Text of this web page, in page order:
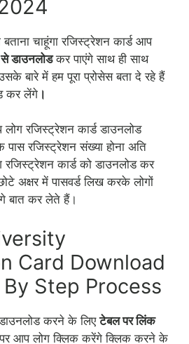
चाहूंगा रजिस्ट्रेशन कार्ड आप
डाउनलोडकर पाएंगे साथ ही साथ
बारे में हम पूरा प्रोसेस बता दे रहे हैं
कर लेंगे ।
रजिस्ट्रेशन कार्ड डाउनलोड
रजिस्ट्रेशन संख्या होना अति
कार्ड को डाउनलोड कर
अक्षर में पासवर्ड लिख करके लोगों
बात कर लेते हैं।
Card Download
Step Process
डाउनलोड करने के लिएटेबल पर लिंक
पर आप लोग क्लिक करेंगे क्लिक करने के